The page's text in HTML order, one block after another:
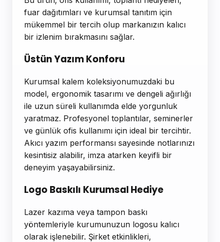
fuar dağıtımları ve kurumsal tanıtım için
mükemmel bir tercih olup markanızın kalıcı
bir izlenim bırakmasını sağlar.
Üstün Yazım Konforu
Kurumsal kalem koleksiyonumuzdaki bu
model, ergonomik tasarımı ve dengeli ağırlığı
ile uzun süreli kullanımda elde yorgunluk
yaratmaz. Profesyonel toplantılar, seminerler
ve günlük ofis kullanımı için ideal bir tercihtir.
Akıcı yazım performansı sayesinde notlarınızı
kesintisiz alabilir, imza atarken keyifli bir
deneyim yaşayabilirsiniz.
Logo Baskılı Kurumsal Hediye
Lazer kazıma veya tampon baskı
yöntemleriyle kurumunuzun logosu kalıcı
olarak işlenebilir. Şirket etkinlikleri,